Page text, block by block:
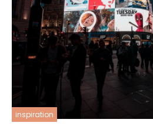
inspiration